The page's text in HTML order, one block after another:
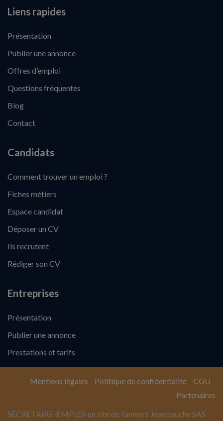
Liens rapides
Présentation
Publier une annonce
Offres d’emploi
Questions fréquentes
Blog
Contact
Candidats
Comment trouver un emploi ?
Fiches métiers
Espace candidat
Déposer un CV
Ils recrutent
Rédiger son CV
Entreprises
Présentation
Publier une annonce
Prestations et tarifs
SECRETAIRE-EMPLOI un site de l’univers Jeanbauche SAS
Mentions légales Politique de confidentialité
CGU
Partenaires